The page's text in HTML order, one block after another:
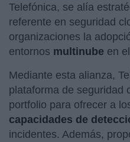
Telefónica, se alía
referente en seguridad
organizaciones la
entornos multinube en
Mediante esta alianza,
plataforma de seguridad
portfolio para ofrecer a
capacidades de
incidentes. Además,